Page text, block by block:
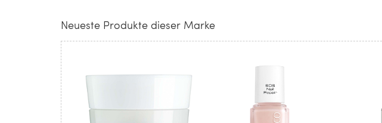
Neueste Produkte dieser Marke